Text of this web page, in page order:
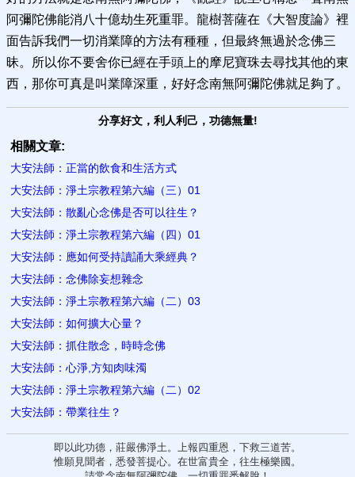
阿彌陀佛能消八十億劫生死重罪。龍樹菩薩在《大智度論》裡
面告訴我們一切消業障的方法有種種，但最終無過於念佛三
昧。所以你不要舍你已經在手頭上的摩尼寶珠去尋找其他的東
西，那你可真是叫業障深重，好好念南無阿彌陀佛就足夠了。
分享好文，利人利己，功德無量!
相關文章:
大安法師：​正當的飲食和生活方式
大安法師：淨土宗教程第六編（三）01
大安法師：散亂心念佛是否​可以往生？
大安法師：淨土宗教程第六編（四）01
大安法師：應如何受持讀誦大乘經典？
大安法師：念佛除妄想雜念
大安法師：淨土宗教程第六編（二）03
大安法師：如何擴大心​量？
大安法師：抓住散念，時時念佛
大安法師：心​淨,方知肉味濁
大安法師：淨土宗教程第六編（二）02
大安法師：帶業往生？
即以此功德，莊嚴佛淨土。上報四重恩，下救三道苦。
惟願見聞者，悉發菩提心。在世富貴全，往生極樂國。